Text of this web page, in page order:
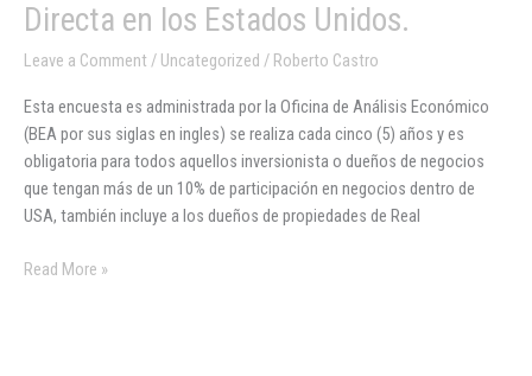
Directa en los Estados Unidos.
Leave a Comment / Uncategorized / Roberto Castro
Esta encuesta es administrada por la Oficina de Análisis Económico
(BEA por sus siglas en ingles) se realiza cada cinco (5) años y es
obligatoria para todos aquellos inversionista o dueños de negocios
que tengan más de un 10% de participación en negocios dentro de
USA, también incluye a los dueños de propiedades de Real
12:
Inversión
Directa
en
los
Estados
Unidos.
Read More »